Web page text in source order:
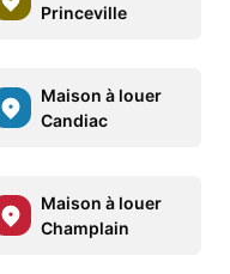
Princeville
Maison à louer
Candiac
Maison à louer
Champlain